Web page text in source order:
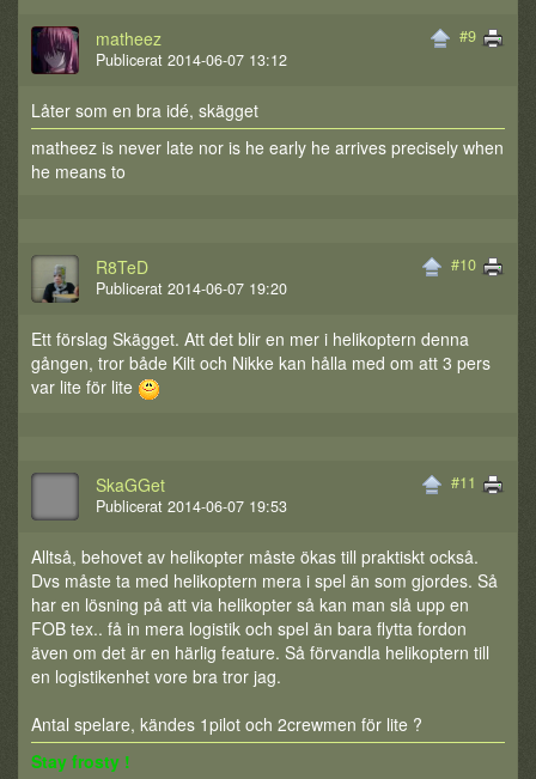
#9
matheez
Publicerat 2014-06-07 13:12
Låter som en bra idé, skägget
matheez is never late nor is he early he arrives precisely when
he means to
#10
R8TeD
Publicerat 2014-06-07 19:20
Ett förslag Skägget. Att det blir en mer i helikoptern denna
gången, tror både Kilt och Nikke kan hålla med om att 3 pers
var lite för lite
#11
SkaGGet
Publicerat 2014-06-07 19:53
Alltså, behovet av helikopter måste ökas till praktiskt också.
Dvs måste ta med helikoptern mera i spel än som gjordes. Så
har en lösning på att via helikopter så kan man slå upp en
FOB tex.. få in mera logistik och spel än bara flytta fordon
även om det är en härlig feature. Så förvandla helikoptern till
en logistikenhet vore bra tror jag.
Antal spelare, kändes 1pilot och 2crewmen för lite ?
Stay frosty !